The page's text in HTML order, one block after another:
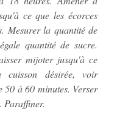
ce que les écorces
Mesurer la quantité de
quantité de sucre.
mijoter jusqu'à ce
désirée, voir
50 à 60 minutes. Verser
Paraffiner.